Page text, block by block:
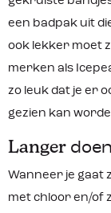
een badpak uit
ook lekker moet
merken als
zo leuk dat je er
gezien kan
Langer
Wanneer je gaat
met chloor en/of